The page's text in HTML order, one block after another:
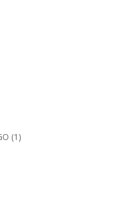
(1)